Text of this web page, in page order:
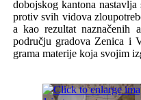
dobojskog kantona
protiv svih vidova
a kaorezultatnaznačenih
području gradova Zenica i
grama materije koja svojim